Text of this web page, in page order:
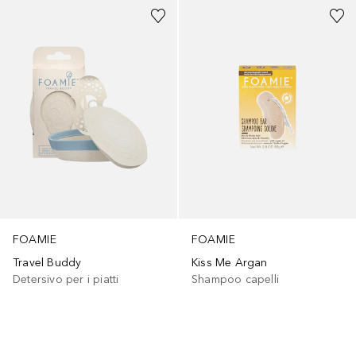
FOAMIE
Travel Buddy
Detersivo per i piatti
FOAMIE
Kiss Me Argan
Shampoo capelli